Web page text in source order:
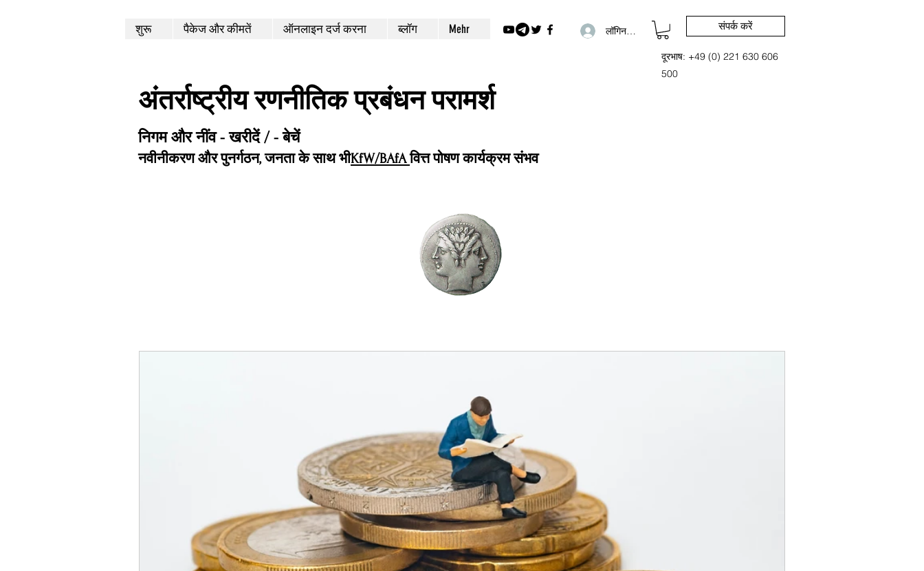
शुरू पैकेज और कीमतें ऑनलाइन दर्ज करना ब्लॉग Mehr लॉगिन करें संपर्क करें
दूरभाष: +49 (0) 221 630 606
500
अंतर्राष्ट्रीय रणनीतिक प्रबंधन परामर्श
निगम और नींव - खरीदें / - बेचें
नवीनीकरण और पुनर्गठन, जनता के साथ भीKfW/BAfAवित्त पोषण कार्यक्रम संभव